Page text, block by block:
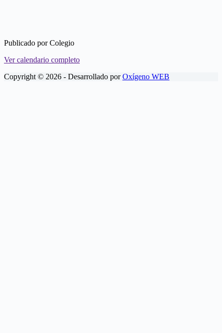
Publicado por Colegio
Ver calendario completo
Copyright © 2026 - Desarrollado porOxígeno WEB